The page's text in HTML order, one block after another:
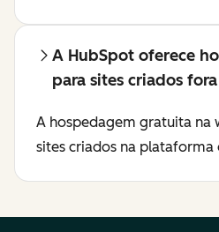
A HubSpot oferece
para sites criados
A hospedagem gratuita na
sites criados na plataforma